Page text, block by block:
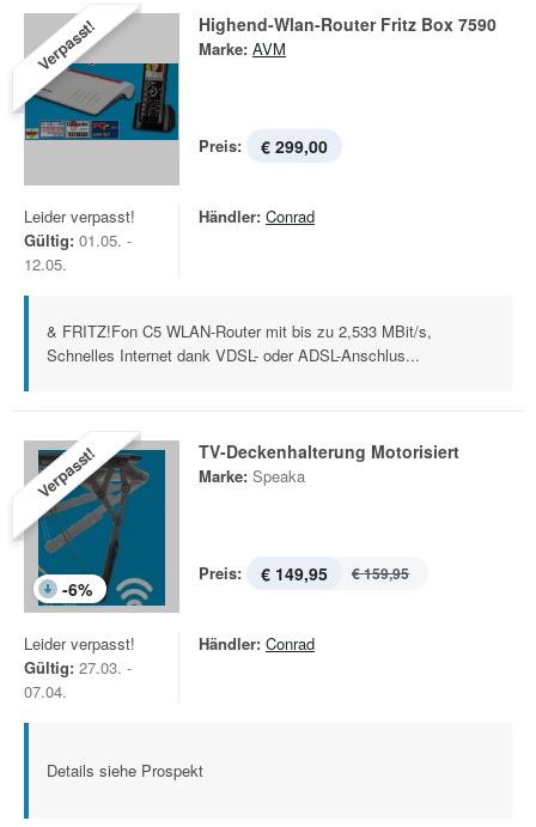
Verpasst! Highend-Wlan-Router Fritz Box 7590
Marke: AVM
Preis: € 299,00
Leider verpasst!
Gültig: 01.05. -
12.05.
Händler: Conrad
& FRITZ!Fon C5 WLAN-Router mit bis zu 2,533 MBit/s,
Schnelles Internet dank VDSL- oder ADSL-Anschlus...
Verpasst!
-6%
TV-Deckenhalterung Motorisiert
Marke: Speaka
Preis: € 149,95 € 159,95
Leider verpasst!
Gültig: 27.03. -
07.04.
Händler: Conrad
Details siehe Prospekt